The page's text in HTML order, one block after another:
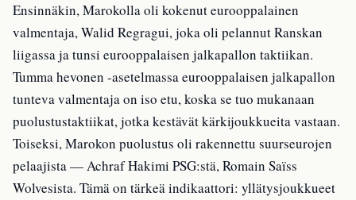
Ensinnäkin, Marokolla oli kokenut eurooppalainen
valmentaja, Walid Regragui, joka oli pelannut Ranskan
liigassa ja tunsi eurooppalaisen jalkapallon taktiikan.
Tumma hevonen -asetelmassa eurooppalaisen jalkapallon
tunteva valmentaja on iso etu, koska se tuo mukanaan
puolustustaktiikat, jotka kestävät kärkijoukkueita vastaan.
Toiseksi, Marokon puolustus oli rakennettu suurseurojen
pelaajista — Achraf Hakimi PSG:stä, Romain Saïss
Wolvesista. Tämä on tärkeä indikaattori: yllätysjoukkueet